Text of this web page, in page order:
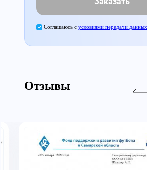
Соглашаюсь с условиями передачи данных
Отзывы